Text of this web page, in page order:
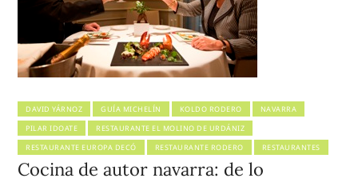
DAVID YÁRNOZ GUÍA MICHELÍN KOLDO RODERO
NAVARRA
PILAR IDOATE
RESTAURANTE EL MOLINO DE URDÁNIZ
RESTAURANTE EUROPA DECÓ
RESTAURANTE RODERO RESTAURANTES
Cocina de autor navarra: de lo